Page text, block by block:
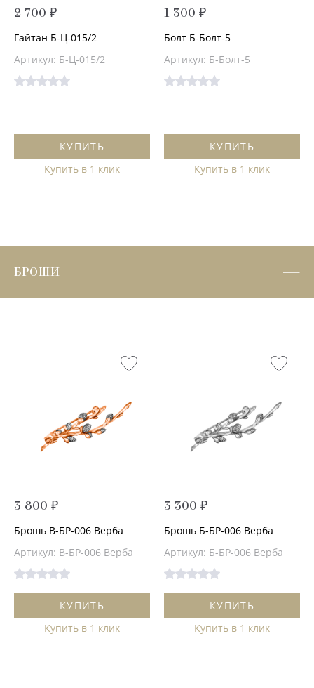
2 700 ₽
Гайтан Б-Ц-015/2
Артикул: Б-Ц-015/2
КУПИТЬ
Купить в 1 клик
1 300 ₽
Болт Б-Болт-5
Артикул: Б-Болт-5
КУПИТЬ
Купить в 1 клик
БРОШИ
3 800 ₽
Брошь В-БР-006 Верба
Артикул: В-БР-006 Верба
КУПИТЬ
Купить в 1 клик
3 300 ₽
Брошь Б-БР-006 Верба
Артикул: Б-БР-006 Верба
КУПИТЬ
Купить в 1 клик